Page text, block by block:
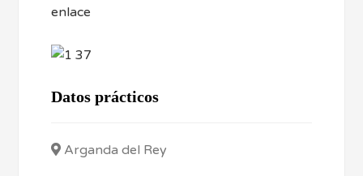
enlace
Datos prácticos
Arganda del Rey